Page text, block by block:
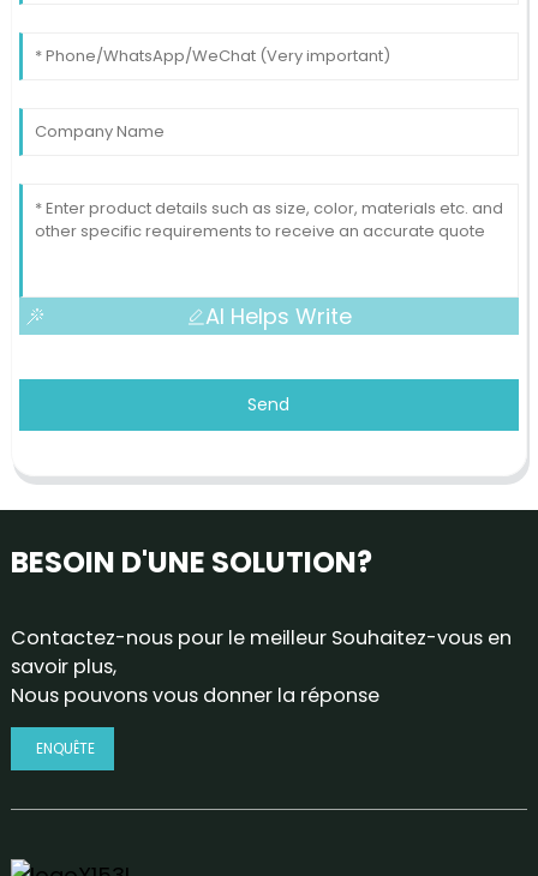
AI Helps Write
Send
BESOIN D'UNE SOLUTION?
Contactez-nous pour le meilleur Souhaitez-vous en
savoir plus,
Nous pouvons vous donner la réponse
ENQUÊTE